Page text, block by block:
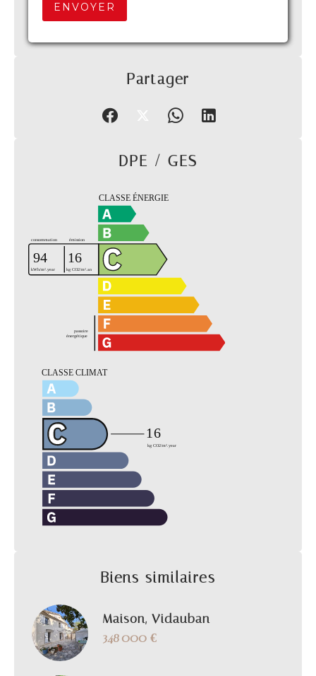
ENVOYER
Partager
DPE / GES
Biens similaires
Maison, Vidauban
348 000 €